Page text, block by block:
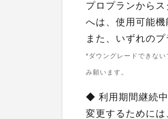
プロプランから
へは、使用可能機
また、いずれの
*ダウングレードできな
み願います。
◆ 利用期間継続中
変更するために